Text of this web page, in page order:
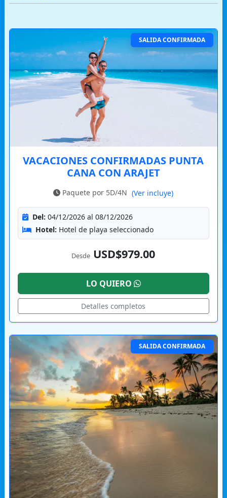
SALIDA CONFIRMADA
VACACIONES CONFIRMADAS PUNTA
CANA CON ARAJET
Paquete por 5D/4N (Ver incluye)
Del: 04/12/2026 al 08/12/2026
Hotel: Hotel de playa seleccionado
Desde USD$979.00
LO QUIERO
Detalles completos
SALIDA CONFIRMADA